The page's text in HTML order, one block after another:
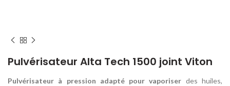
Pulvérisateur Alta Tech 1500 joint Viton
Pulvérisateur à pression adapté pour vaporiser des huiles,